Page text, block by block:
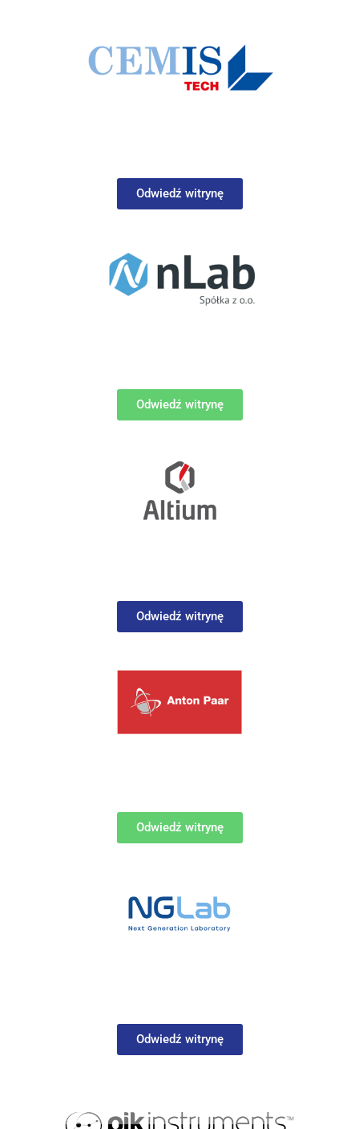
Odwiedź witrynę
Odwiedź witrynę
Odwiedź witrynę
Odwiedź witrynę
Odwiedź witrynę